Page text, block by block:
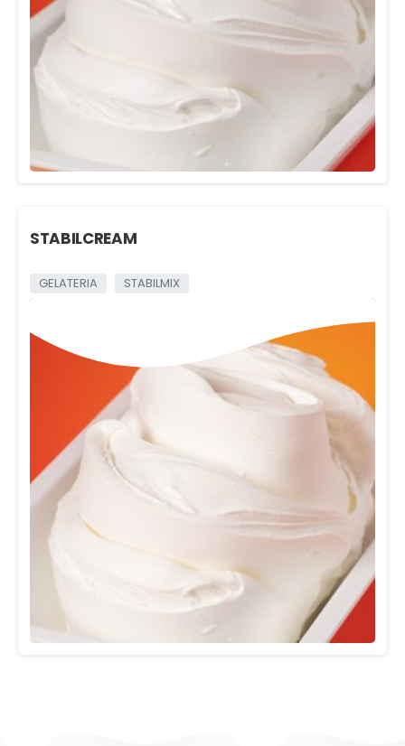
STABILCREAM
GELATERIA STABILMIX